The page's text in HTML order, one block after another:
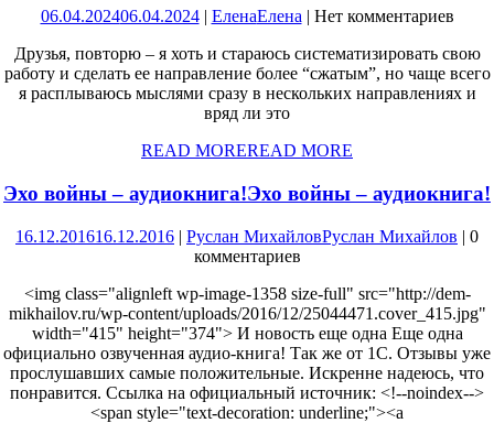
06.04.202406.04.2024 | ЕленаЕлена | Нет комментариев
Друзья, повторю – я хоть и стараюсь систематизировать свою
работу и сделать ее направление более “сжатым”, но чаще всего
я расплываюсь мыслями сразу в нескольких направлениях и
вряд ли это
READ MOREREAD MORE
Эхо войны – аудиокнига!Эхо войны – аудиокнига!
16.12.201616.12.2016 | Руслан МихайловРуслан Михайлов | 0
комментариев
<img class="alignleft wp-image-1358 size-full" src="http://dem-
mikhailov.ru/wp-content/uploads/2016/12/25044471.cover_415.jpg"
width="415" height="374"> И новость еще одна Еще одна
официально озвученная аудио-книга! Так же от 1С. Отзывы уже
прослушавших самые положительные. Искренне надеюсь, что
понравится. Ссылка на официальный источник: <!--noindex-->
<span style="text-decoration: underline;"><a